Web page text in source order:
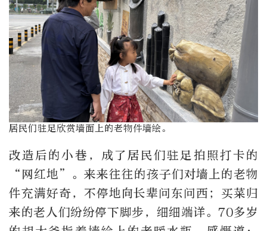
居民们驻足欣赏墙面上的老物件墙绘。
改造后的小巷，成了居民们驻足拍照打卡的
“网红地”。来来往往的孩子们对墙上的老物
件充满好奇，不停地向长辈问东问西；买菜归
来的老人们纷纷停下脚步，细细端详。70多岁